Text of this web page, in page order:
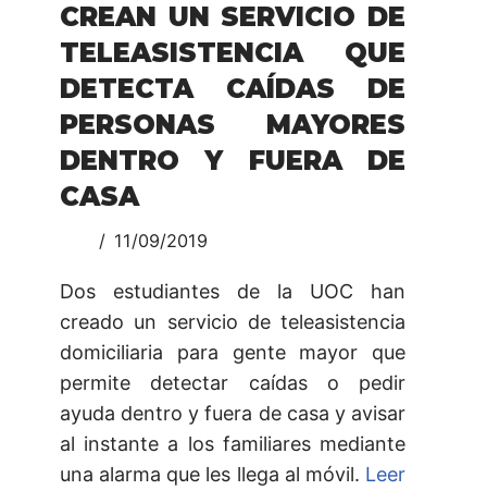
CREAN UN SERVICIO DE
TELEASISTENCIA QUE
DETECTA CAÍDAS DE
PERSONAS MAYORES
DENTRO Y FUERA DE
CASA
11/09/2019
Dos estudiantes de la UOC han
creado un servicio de teleasistencia
domiciliaria para gente mayor que
permite detectar caídas o pedir
ayuda dentro y fuera de casa y avisar
al instante a los familiares mediante
una alarma que les llega al móvil. Leer